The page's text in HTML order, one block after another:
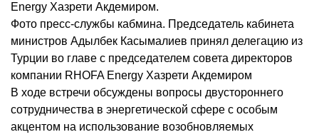
Energy Хазрети Акдемиром.
Фото пресс-службы кабмина. Председатель кабинета
министров Адылбек Касымалиев принял делегацию из
Турции во главе с председателем совета директоров
компании RHOFA Energy Хазрети Акдемиром
В ходе встречи обсуждены вопросы двустороннего
сотрудничества в энергетической сфере с особым
акцентом на использование возобновляемых